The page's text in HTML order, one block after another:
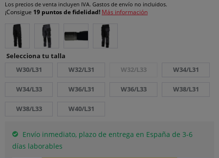
Los precios de venta incluyen IVA. Gastos de envío no incluidos.
¡Consigue 19 puntos de fidelidad! Más información
Selecciona tu talla
W30/L31
W32/L31 W32/L33 W34/L31
W34/L33 W36/L31 W36/L33 W38/L31
W38/L33 W40/L31
Envío inmediato, plazo de entrega en España de 3-6
días laborables